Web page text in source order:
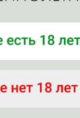
следовательно, его
расслабиться при
добавить
отдых был
душевая кабина.
Приглушенный
позитивом.
минибар, кальян.